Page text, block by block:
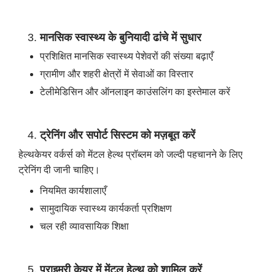
मानसिक स्वास्थ्य के बुनियादी ढांचे में सुधार
प्रशिक्षित मानसिक स्वास्थ्य पेशेवरों की संख्या बढ़ाएँ
ग्रामीण और शहरी क्षेत्रों में सेवाओं का विस्तार
टेलीमेडिसिन और ऑनलाइन काउंसलिंग का इस्तेमाल करें
ट्रेनिंग और सपोर्ट सिस्टम को मज़बूत करें
हेल्थकेयर वर्कर्स को मेंटल हेल्थ प्रॉब्लम को जल्दी पहचानने के लिए
ट्रेनिंग दी जानी चाहिए।
नियमित कार्यशालाएँ
सामुदायिक स्वास्थ्य कार्यकर्ता प्रशिक्षण
चल रही व्यावसायिक शिक्षा